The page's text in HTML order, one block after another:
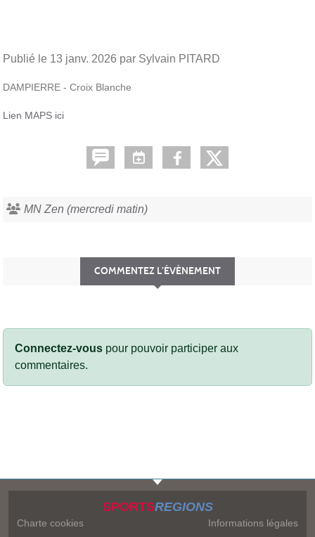
Publié le 13 janv. 2026 par Sylvain PITARD
DAMPIERRE - Croix Blanche
Lien MAPS ici
MN Zen (mercredi matin)
COMMENTEZ L’ÉVÈNEMENT
Connectez-vous pour pouvoir participer aux
commentaires.
SPORTSREGIONS
Charte cookies Informations légales